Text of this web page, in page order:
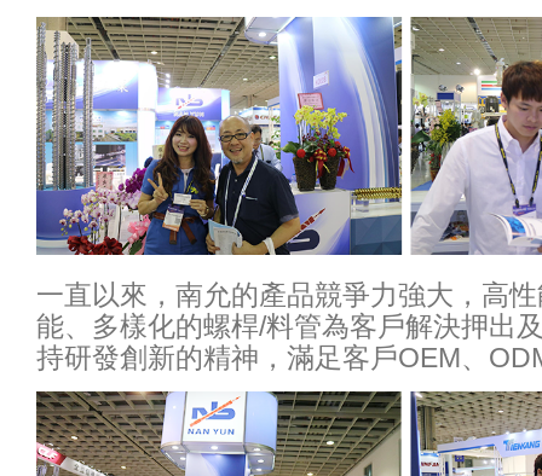
一直以來，南允的產品競爭力強大，高
能、多樣化的螺桿/料管為客戶解決押出
持研發創新的精神，滿足客戶OEM、